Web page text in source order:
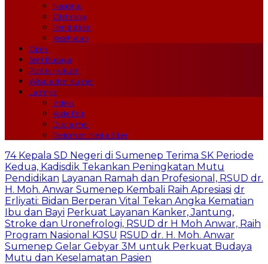
Nasional
Olahraga
Pendidikan
Kesehatan
Opini
Seni Budaya
Politik Hukum
Wisata dan Kuliner
Lainnya
Indeks
Kode Etik
Disclaimer
Pedoman Media Siber
74 Kepala SD Negeri di Sumenep Terima SK Periode
Kedua, Kadisdik Tekankan Peningkatan Mutu
Pendidikan Layanan Ramah dan Profesional, RSUD dr.
H. Moh. Anwar Sumenep Kembali Raih Apresiasi dr
Erliyati: Bidan Berperan Vital Tekan Angka Kematian
Ibu dan Bayi Perkuat Layanan Kanker, Jantung,
Stroke dan Uronefrologi, RSUD dr H Moh Anwar, Raih
Program Nasional KJSU RSUD dr. H. Moh. Anwar
Sumenep Gelar Gebyar 3M untuk Perkuat Budaya
Mutu dan Keselamatan Pasien